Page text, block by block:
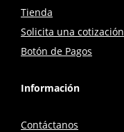
Tienda
Solicita una cotización
Botón de Pagos
Información
Contáctanos